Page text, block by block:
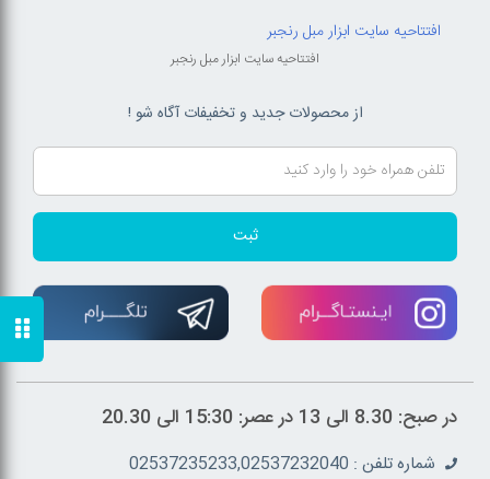
افتتاحیه سایت ابزار مبل رنجبر
افتتاحیه سایت ابزار مبل رنجبر
از محصولات جدید و تخفیفات آگاه شو !
ثبت
در صبح: 8.30 الی 13 در عصر: 15:30 الی 20.30
شماره تلفن : 02537235233,02537232040